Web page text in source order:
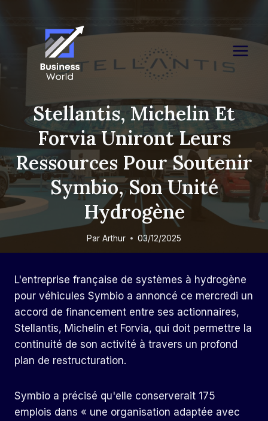
Stellantis, Michelin Et
Forvia Uniront Leurs
Ressources Pour Soutenir
Symbio, Son Unité
Hydrogène
Par Arthur 03/12/2025
L'entreprise française de systèmes à hydrogène
pour véhicules Symbio a annoncé ce mercredi un
accord de financement entre ses actionnaires,
Stellantis, Michelin et Forvia, qui doit permettre la
continuité de son activité à travers un profond
plan de restructuration.
Symbio a précisé qu'elle conserverait 175
emplois dans « une organisation adaptée avec